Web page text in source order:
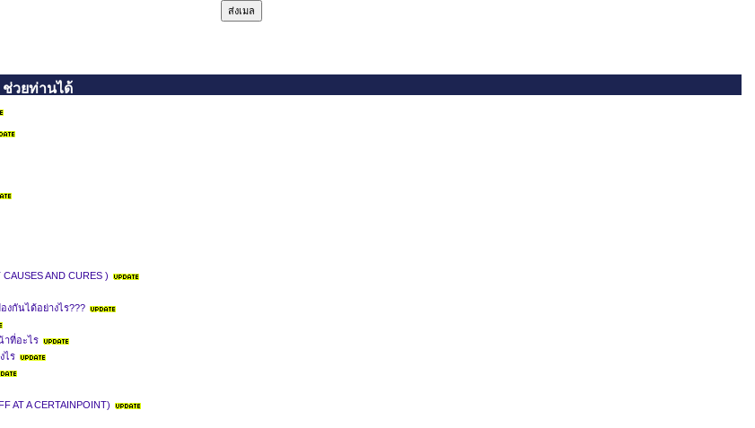
วยท่านได้
AND CURES )
งกันได้อย่างไร???
าที่อะไร
ไร
AT A CERTAINPOINT)